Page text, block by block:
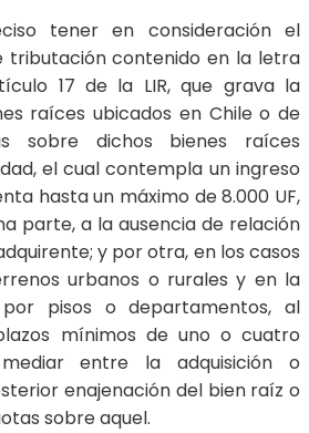
tener en consideración el
tributación contenido en la letra
17 de la LIR, que grava la
raíces ubicados en Chile o de
sobre dichos bienes raíces
el cual contempla un ingreso
hasta un máximo de 8.000 UF,
parte, a la ausencia de relación
y por otra, en los casos
urbanos o rurales y en la
pisos o departamentos, al
mínimos de uno o cuatro
entre la adquisición o
enajenación del bien raíz o
sobre aquel.